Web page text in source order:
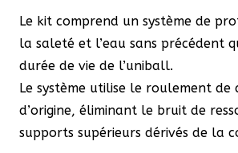
Le kit comprend un système de
la saleté et l’eau sans précédent
durée de vie de l’uniball.
Le système utilise le roulement de
d’origine, éliminant le bruit de
supports supérieurs dérivés de la